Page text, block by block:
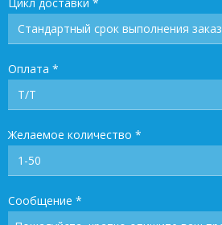
Оплата *
Желаемое количество *
Сообщение *